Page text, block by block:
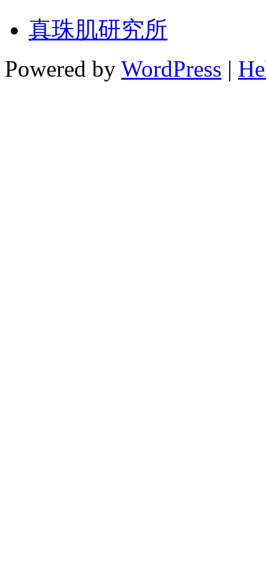
真珠肌研究所
Powered by WordPress |